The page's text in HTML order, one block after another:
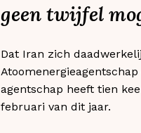
geen twijfel
Dat Iran zich
agentschap heeft tien
februari van dit jaar.